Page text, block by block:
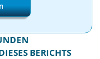
BERICHTS